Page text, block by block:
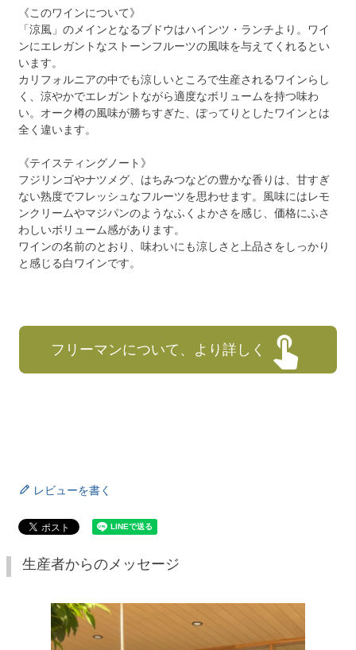
《このワインについて》
「涼風」のメインとなるブドウはハインツ・ランチより。ワイ
ンにエレガントなストーンフルーツの風味を与えてくれるとい
います。
カリフォルニアの中でも涼しいところで生産されるワインらし
く、涼やかでエレガントながら適度なボリュームを持つ味わ
い。オーク樽の風味が勝ちすぎた、ぽってりとしたワインとは
全く違います。
《テイスティングノート》
フジリンゴやナツメグ、はちみつなどの豊かな香りは、甘すぎ
ない熟度でフレッシュなフルーツを思わせます。風味にはレモ
ンクリームやマジパンのようなふくよかさを感じ、価格にふさ
わしいボリューム感があります。
ワインの名前のとおり、味わいにも涼しさと上品さをしっかり
と感じる白ワインです。
フリーマンについて、より詳しく
レビューを書く
生産者からのメッセージ